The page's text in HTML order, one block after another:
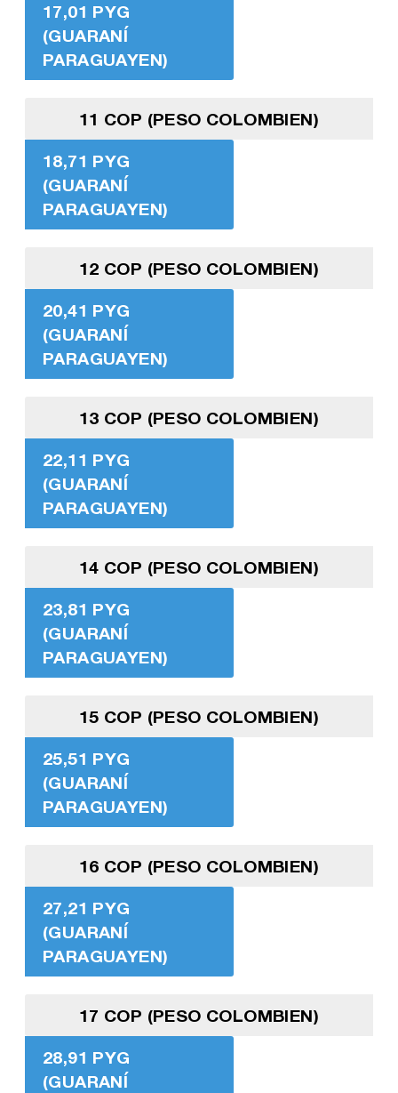
17,01 PYG
(GUARANÍ
PARAGUAYEN)
11 COP (PESO COLOMBIEN)
18,71 PYG
(GUARANÍ
PARAGUAYEN)
12 COP (PESO COLOMBIEN)
20,41 PYG
(GUARANÍ
PARAGUAYEN)
13 COP (PESO COLOMBIEN)
22,11 PYG
(GUARANÍ
PARAGUAYEN)
14 COP (PESO COLOMBIEN)
23,81 PYG
(GUARANÍ
PARAGUAYEN)
15 COP (PESO COLOMBIEN)
25,51 PYG
(GUARANÍ
PARAGUAYEN)
16 COP (PESO COLOMBIEN)
27,21 PYG
(GUARANÍ
PARAGUAYEN)
17 COP (PESO COLOMBIEN)
28,91 PYG
(GUARANÍ